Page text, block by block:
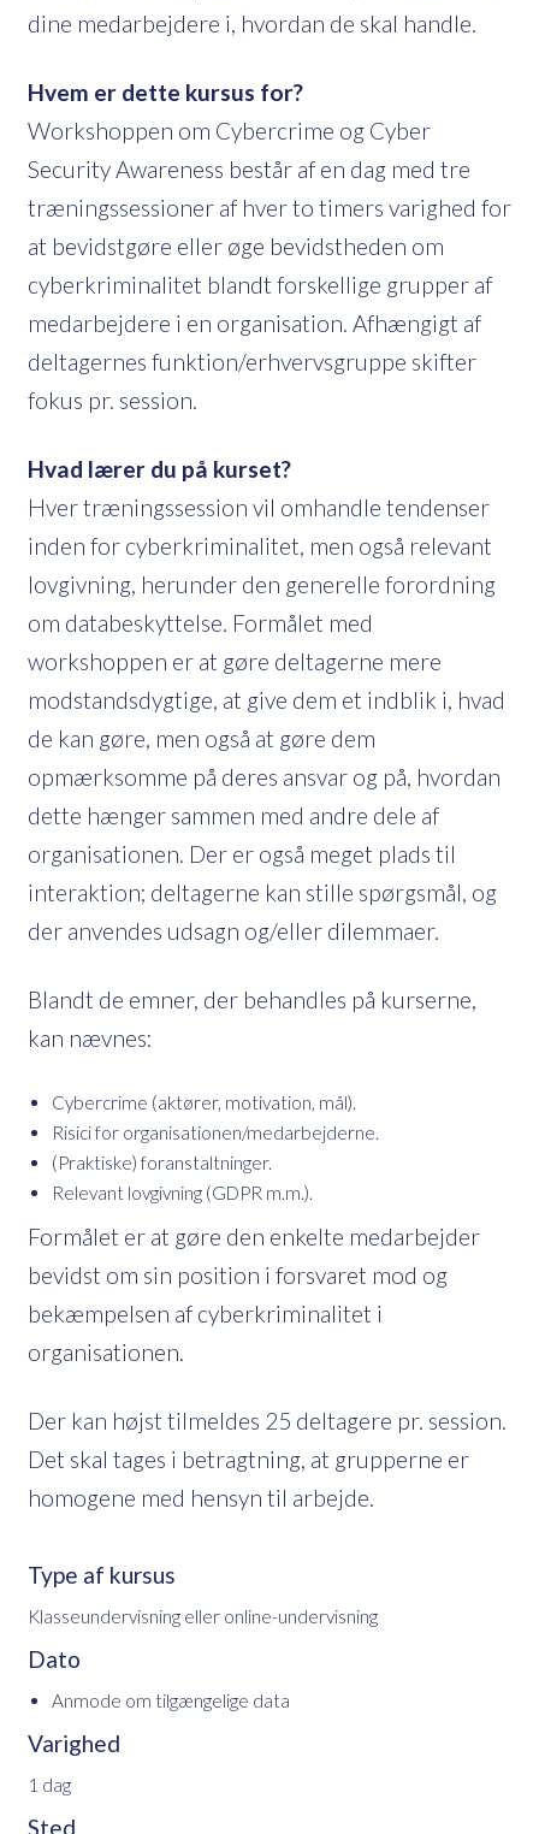
dine medarbejdere i, hvordan de skal handle.
Hvem er dette kursus for?
Workshoppen om Cybercrime og Cyber
Security Awareness består af en dag med tre
træningssessioner af hver to timers varighed for
at bevidstgøre eller øge bevidstheden om
cyberkriminalitet blandt forskellige grupper af
medarbejdere i en organisation. Afhængigt af
deltagernes funktion/erhvervsgruppe skifter
fokus pr. session.
Hvad lærer du på kurset?
Hver træningssession vil omhandle tendenser
inden for cyberkriminalitet, men også relevant
lovgivning, herunder den generelle forordning
om databeskyttelse. Formålet med
workshoppen er at gøre deltagerne mere
modstandsdygtige, at give dem et indblik i, hvad
de kan gøre, men også at gøre dem
opmærksomme på deres ansvar og på, hvordan
dette hænger sammen med andre dele af
organisationen. Der er også meget plads til
interaktion; deltagerne kan stille spørgsmål, og
der anvendes udsagn og/eller dilemmaer.
Blandt de emner, der behandles på kurserne,
kan nævnes:
Cybercrime (aktører, motivation, mål).
Risici for organisationen/medarbejderne.
(Praktiske) foranstaltninger.
Relevant lovgivning (GDPR m.m.).
Formålet er at gøre den enkelte medarbejder
bevidst om sin position i forsvaret mod og
bekæmpelsen af cyberkriminalitet i
organisationen.
Der kan højst tilmeldes 25 deltagere pr. session.
Det skal tages i betragtning, at grupperne er
homogene med hensyn til arbejde.
Type af kursus
Klasseundervisning eller online-undervisning
Dato
Anmode om tilgængelige data
Varighed
1 dag
Sted